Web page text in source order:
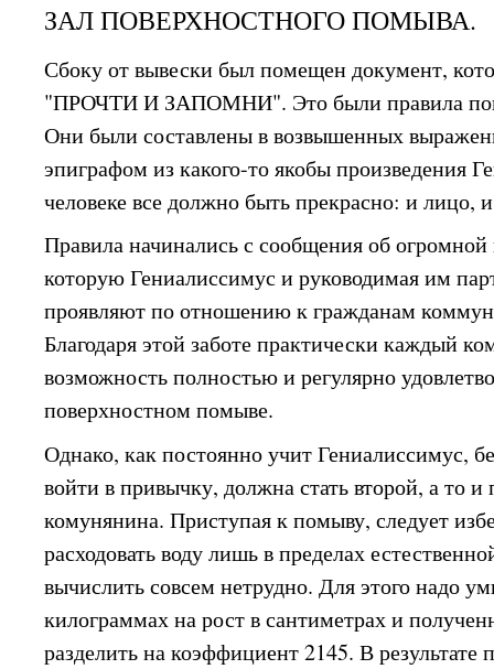
ЗАЛ ПОВЕРХНОСТНОГО ПОМЫВА.
Сбоку от вывески был помещен документ,
"ПРОЧТИ И ЗАПОМНИ". Это были правила
Они были составлены в возвышенных
эпиграфом из какого-то якобы произведения
человеке все должно быть прекрасно: и лицо,
Правила начинались с сообщения об огромной
которую Гениалиссимус и руководимая им
проявляют по отношению к гражданам
Благодаря этой заботе практически каждый
возможность полностью и регулярно
поверхностном помыве.
Однако, как постоянно учит Гениалиссимус,
войти в привычку, должна стать второй, а то
комунянина. Приступая к помыву, следует
расходовать воду лишь в пределах
вычислить совсем нетрудно. Для этого надо
килограммах на рост в сантиметрах и
разделить на коэффициент 2145. В результате